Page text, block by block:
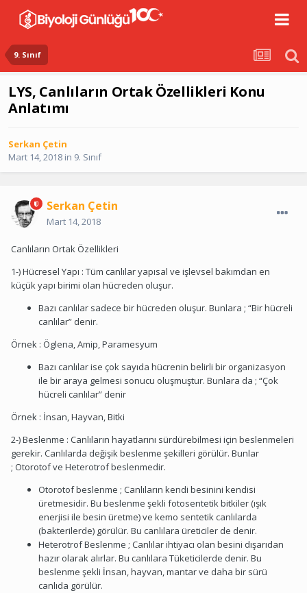
9. Sınıf
LYS, Canlıların Ortak Özellikleri Konu
Anlatımı
Serkan Çetin
Mart 14, 2018 in 9. Sınıf
Serkan Çetin
Mart 14, 2018
Canlıların Ortak Özellikleri
1-) Hücresel Yapı : Tüm canlılar yapısal ve işlevsel bakımdan en
küçük yapı birimi olan hücreden oluşur.
Bazı canlılar sadece bir hücreden oluşur. Bunlara ; “Bir hücreli
canlılar” denir.
Örnek : Öglena, Amip, Paramesyum
Bazı canlılar ise çok sayıda hücrenin belirli bir organizasyon
ile bir araya gelmesi sonucu oluşmuştur. Bunlara da ; “Çok
hücreli canlılar” denir
Örnek : İnsan, Hayvan, Bitki
2-) Beslenme : Canlıların hayatlarını sürdürebilmesi için beslenmeleri
gerekir. Canlılarda değişik beslenme şekilleri görülür. Bunlar
; Otorotof ve Heterotrof beslenmedir.
Otorotof beslenme ; Canlıların kendi besinini kendisi
üretmesidir. Bu beslenme şekli fotosentetik bitkiler (ışık
enerjisi ile besin üretme) ve kemo sentetik canlılarda
(bakterilerde) görülür. Bu canlılara üreticiler de denir.
Heterotrof Beslenme ; Canlılar ihtiyacı olan besini dışarıdan
hazır olarak alırlar. Bu canlılara Tüketicilerde denir. Bu
beslenme şekli İnsan, hayvan, mantar ve daha bir sürü
canlıda görülür.